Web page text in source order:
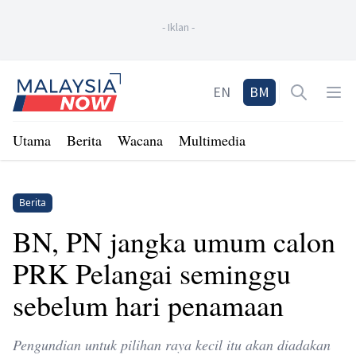
- Iklan -
Home
EN BM Open
Utama Berita Wacana Multimedia
Berita
BN, PN jangka umum calon
PRK Pelangai seminggu
sebelum hari penamaan
Pengundian untuk pilihan raya kecil itu akan diadakan